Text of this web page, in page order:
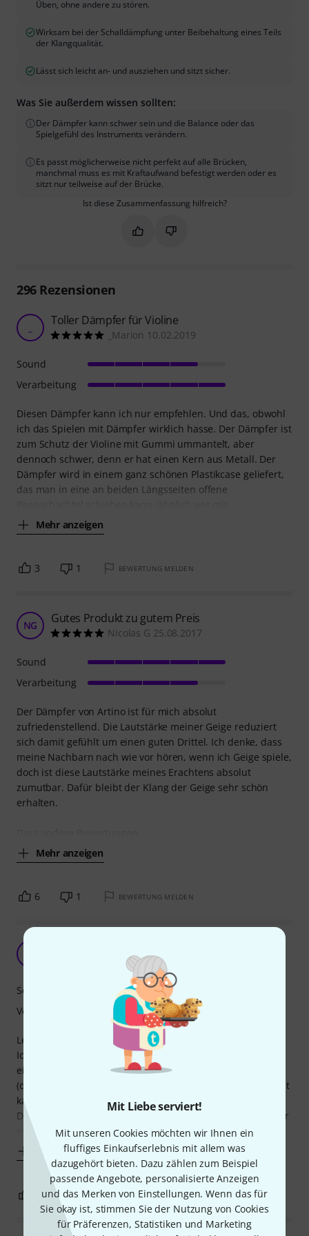
Mit Liebe serviert!
Mit unseren Cookies möchten wir Ihnen ein
fluffiges Einkaufserlebnis mit allem was
dazugehört bieten. Dazu zählen zum Beispiel
passende Angebote, personalisierte Anzeigen
und das Merken von Einstellungen. Wenn das für
Sie okay ist, stimmen Sie der Nutzung von Cookies
für Präferenzen, Statistiken und Marketing
Üben, ohne andere zu stören.
Wirksam bei der Schalldämpfung unter Beibehaltung eines Teils
der Klangqualität.
Lässt sich leicht an- und ausziehen und sitzt sicher.
Was Sie außerdem wissen sollten:
Der Dämpfer kann schwer sein und die Balance oder das
Spielgefühl des Instruments verändern.
Es passt möglicherweise nicht perfekt auf alle Brücken,
manchmal muss es mit Kraftaufwand befestigt werden oder es
sitzt nur teilweise auf der Brücke.
Ist diese Zusammenfassung hilfreich?
Markieren Sie diese
Markieren Sie diese
296Rezensionen
Toller Dämpfer für Violine
_Marion 10.02.2019
Diesen Dämpfer kann ich nur empfehlen. Und das, obwohl
ich das Spielen mit Dämpfer wirklich hasse. Der Dämpfer ist
zum Schutz der Violine mit Gummi ummantelt, aber
dennoch schwer, denn er hat einen Kern aus Metall. Der
Dämpfer wird in einem ganz schönen Plastikcase geliefert,
das man in eine an beiden Längsseiten offene
Mehr anzeigen
Sound
Verarbeitung
3 1 BEWERTUNG MELDEN
NG Gutes Produkt zu gutem Preis
Nicolas G 25.08.2017
Der Dämpfer von Artino ist für mich absolut
zufriedenstellend. Die Lautstärke meiner Geige reduziert
sich damit gefühlt um einen guten Drittel. Ich denke, dass
meine Nachbarn nach wie vor hören, wenn ich Geige spiele,
doch ist diese Lautstärke meines Erachtens absolut
zumutbar. Dafür bleibt der Klang der Geige sehr schön
erhalten.
Mehr anzeigen
Sound
Verarbeitung
6 1 BEWERTUNG MELDEN
Pfote 08.01.2022
Leider ist auch bei mir der Steg zu breit für den Dämpfer.
Ich habe beide Schrauben entfernt und den Dämpfer mit
einem Schraubendreher mehrfach auseinander gebogen
(die Schrauben fixieren nur den Metallkern im Innern). Jetzt
kann ich ihn zumindest einigermaßen benutzen. Die
Dämpfung war mir persönlich jedoch nicht ausreichend für
eine Mietwohnung und der Klang leidet
Mehr anzeigen
Sound
Verarbeitung
0 BEWERTUNG MELDEN